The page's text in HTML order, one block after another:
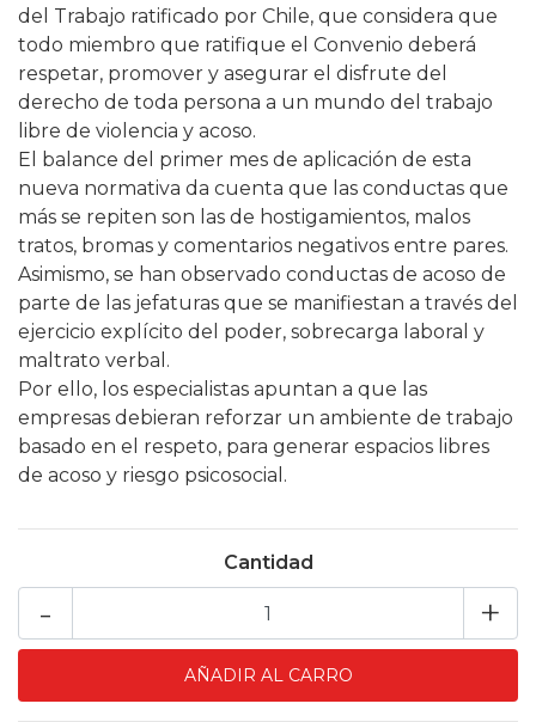
del Trabajo ratificado por Chile, que considera que
todo miembro que ratifique el Convenio deberá
respetar, promover y asegurar el disfrute del
derecho de toda persona a un mundo del trabajo
libre de violencia y acoso.
El balance del primer mes de aplicación de esta
nueva normativa da cuenta que las conductas que
más se repiten son las de hostigamientos, malos
tratos, bromas y comentarios negativos entre pares.
Asimismo, se han observado conductas de acoso de
parte de las jefaturas que se manifiestan a través del
ejercicio explícito del poder, sobrecarga laboral y
maltrato verbal.
Por ello, los especialistas apuntan a que las
empresas debieran reforzar un ambiente de trabajo
basado en el respeto, para generar espacios libres
de acoso y riesgo psicosocial.
Cantidad
+
-